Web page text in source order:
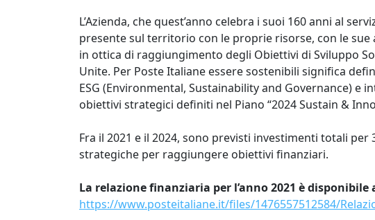
L’Azienda, che quest’anno celebra i suoi 160 anni al
presente sul territorio con le proprie risorse, con le
in ottica di raggiungimento degli Obiettivi di Sviluppo
Unite. Per Poste Italiane essere sostenibili significa
ESG (Environmental, Sustainability and Governance) e
obiettivi strategici definiti nel Piano “2024 Sustain &
Fra il 2021 e il 2024, sono previsti investimenti totali
strategiche per raggiungere obiettivi finanziari.
La relazione finanziaria per l’anno 2021 è disponibile
https://www.posteitaliane.it/files/1476557512584/